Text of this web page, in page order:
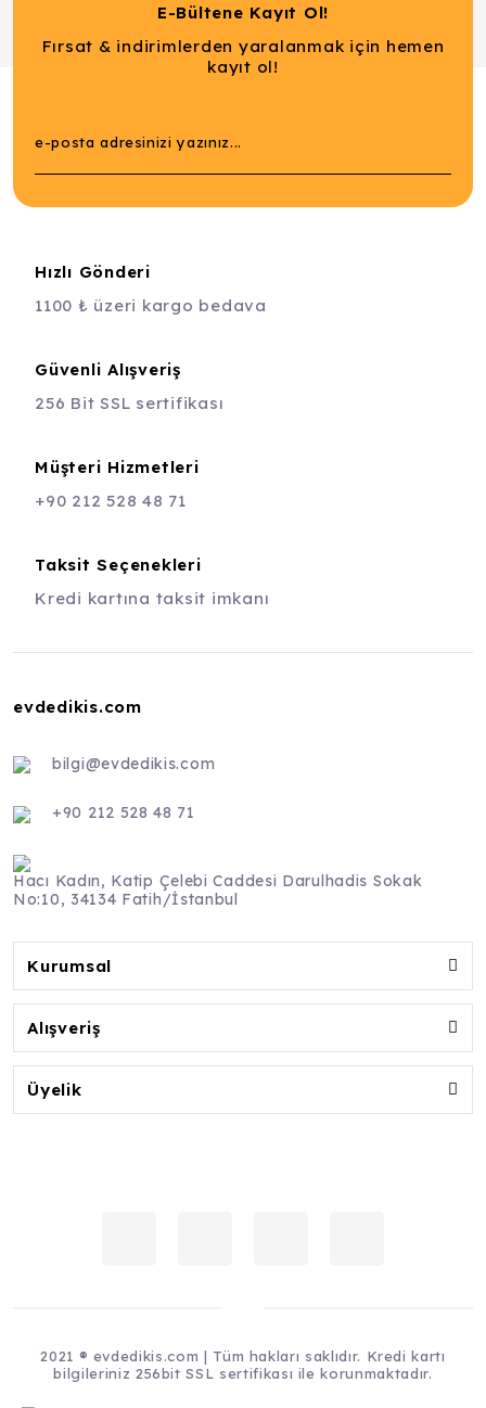
E-Bültene Kayıt Ol!
Fırsat & indirimlerden yaralanmak için hemen
kayıt ol!
Hızlı Gönderi
1100 ₺ üzeri kargo bedava
Güvenli Alışveriş
256 Bit SSL sertifikası
Müşteri Hizmetleri
+90 212 528 48 71
Taksit Seçenekleri
Kredi kartına taksit imkanı
evdedikis.com
bilgi@evdedikis.com
+90 212 528 48 71
Hacı Kadın, Katip Çelebi Caddesi Darulhadis Sokak
No:10, 34134 Fatih/İstanbul
Kurumsal
Alışveriş
Üyelik
2021 ® evdedikis.com | Tüm hakları saklıdır. Kredi kartı
bilgileriniz 256bit SSL sertifikası ile korunmaktadır.